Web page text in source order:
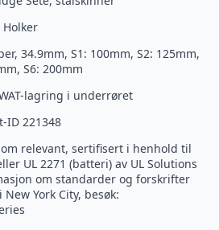
Holker
34.9mm, S1: 100mm, S2: 125mm,
S6: 200mm
lagring i underrøret
ID 221348
relevant, sertifisert i henhold til
UL 2271 (batteri) av UL Solutions
om standarder og forskrifter
York City, besøk: